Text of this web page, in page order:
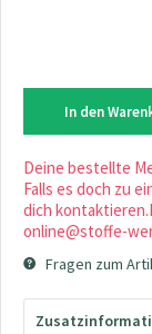
In den
Deine bestellte
Falls es doch zu
dich
online@stoffe-
Fragen zum